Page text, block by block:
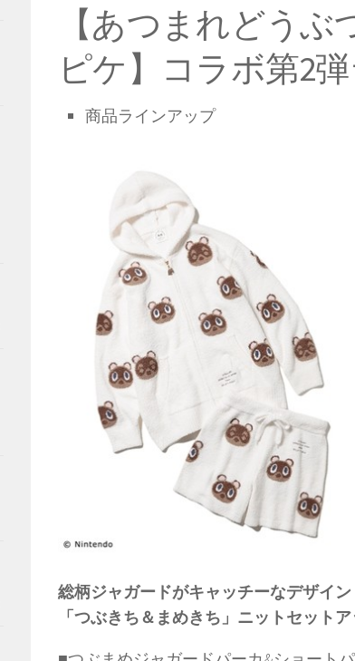
【あつまれどうぶ
ピケ】コラボ第2
商品ラインアップ
総柄ジャガードがキャッチーなデザイン
「つぶきち＆まめきち」ニットセット